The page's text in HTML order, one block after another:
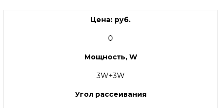
Цена: руб.
0
Мощность, W
3W+3W
Угол рассеивания